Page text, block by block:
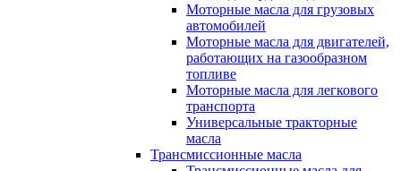
Моторные масла для грузовых
автомобилей
Моторные масла для двигателей,
работающих на газообразном
топливе
Моторные масла для легкового
транспорта
Универсальные тракторные
масла
Трансмиссионные масла